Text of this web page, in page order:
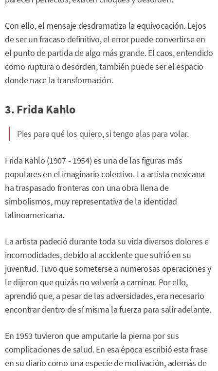
Con ello, el mensaje desdramatiza la equivocación. Lejos
de ser un fracaso definitivo, el error puede convertirse en
el punto de partida de algo más grande. El caos, entendido
como ruptura o desorden, también puede ser el espacio
donde nace la transformación.
3. Frida Kahlo
Pies para qué los quiero, si tengo alas para volar.
Frida Kahlo (1907 - 1954) es una de las figuras más
populares en el imaginario colectivo. La artista mexicana
ha traspasado fronteras con una obra llena de
simbolismos, muy representativa de la identidad
latinoamericana.
La artista padeció durante toda su vida diversos dolores e
incomodidades, debido al accidente que sufrió en su
juventud. Tuvo que someterse a numerosas operaciones y
le dijeron que quizás no volvería a caminar. Por ello,
aprendió que, a pesar de las adversidades, era necesario
encontrar dentro de sí misma la fuerza para salir adelante.
En 1953 tuvieron que amputarle la pierna por sus
complicaciones de salud. En esa época escribió esta frase
en su diario como una especie de motivación, además de